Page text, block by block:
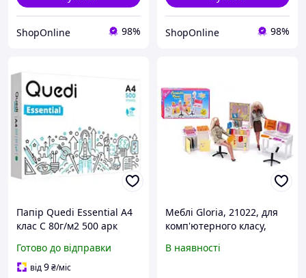
ShopOnline 98% ShopOnline 98%
Папір Quedi Essential A4
клас C 80г/м2 500 арк
Готово до відправки
від9₴/міс
Меблі Gloria, 21022, для
комп'ютерного класу,
трафарети, в коробці р.
В наявності